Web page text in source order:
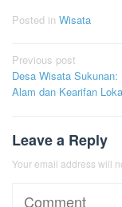
Posted in Wisata
Post
navigation
Previous post
Desa Wisata Sukunan:
Alam dan Kearifan
Leave a Reply
Your email address will